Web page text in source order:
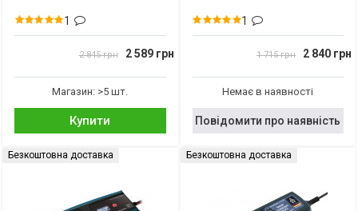
1
2 845 грн 2 589 грн
Магазин: >5 шт.
Купити
1
1 715 грн 2 840 грн
Немає в наявності
Повідомити про наявність
Безкоштовна доставка Безкоштовна доставка